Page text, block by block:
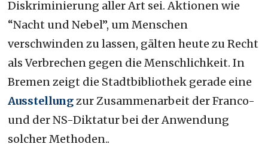
Diskriminierung aller Art sei. Aktionen wie
“Nacht und Nebel”, um Menschen
verschwinden zu lassen, gälten heute zu Recht
als Verbrechen gegen die Menschlichkeit. In
Bremen zeigt die Stadtbibliothek gerade eine
Ausstellungzur Zusammenarbeit der Franco-
und der NS-Diktatur bei der Anwendung
solcher Methoden..